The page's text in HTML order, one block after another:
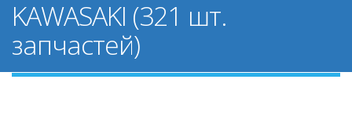
KAWASAKI (321 шт.
запчастей)